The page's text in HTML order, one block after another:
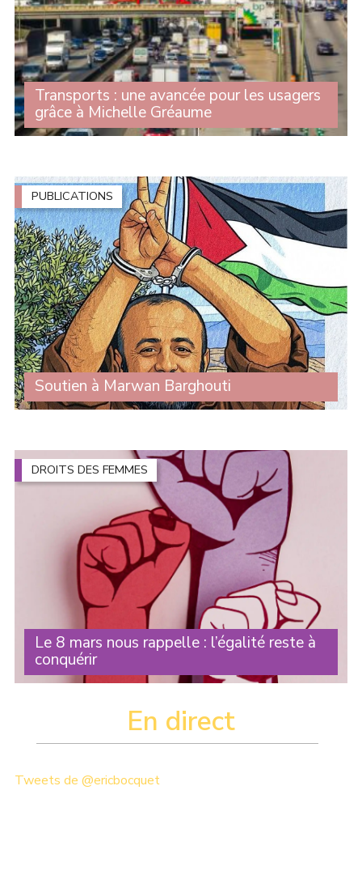
Transports : une avancée pour les usagers
grâce à Michelle Gréaume
Alors que le scrutin solennel sur le projet de loi-cadre
adopté plusieurs (...)
PUBLICATIONS
Soutien à Marwan Barghouti
Nous apprenons que Marwan Barghouti, prisonnier
escalade de torture menée par ses (...)
DROITS DES FEMMES
Le 8 mars nous rappelle : l’égalité reste à
conquérir
Chaque année, le 8 mars nous rappelle une réalité : les
Ils doivent être défendus en permanence. Et chaque
nouveau droit obtenu n’est que le (...)
En direct
Tweets de @ericbocquet